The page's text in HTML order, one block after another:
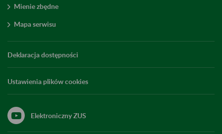
Mienie zbędne
Mapa serwisu
Deklaracja dostępności
Ustawienia plików cookies
Elektroniczny ZUS